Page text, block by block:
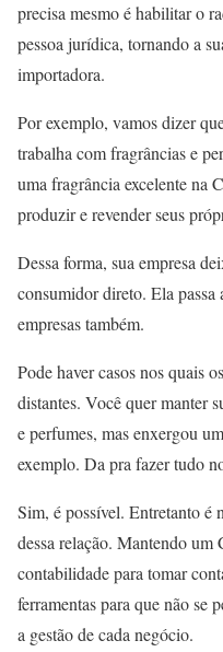
precisa mesmo é habilitar o
pessoa jurídica, tornando a
importadora.
Por exemplo, vamos dizer
trabalha com fragrâncias e
uma fragrância excelente na
produzir e revender seus
Dessa forma, sua empresa
consumidor direto. Ela passa
empresas também.
Pode haver casos nos quais
distantes. Você quer manter
e perfumes, mas enxergou
exemplo. Da pra fazer tudo
Sim, é possível. Entretanto é
dessa relação. Mantendo um
contabilidade para tomar
ferramentas para que não se
a gestão de cada negócio.